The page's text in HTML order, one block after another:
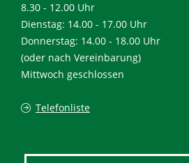
8.30 - 12.00 Uhr
Dienstag: 14.00 - 17.00 Uhr
Donnerstag: 14.00 - 18.00 Uhr
(oder nach Vereinbarung)
Mittwoch geschlossen
Telefonliste